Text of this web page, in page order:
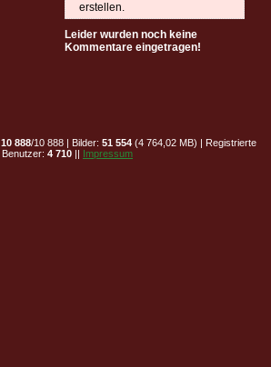
erstellen.
Leider wurden noch keine
Kommentare eingetragen!
10 888/10 888 | Bilder: 51 554(4 764,02 MB) | Registrierte
Benutzer: 4 710 || Impressum